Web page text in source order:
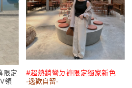
限定
領
#超熱銷彎ㄉ褲限定獨家新色
-逸歡自留-